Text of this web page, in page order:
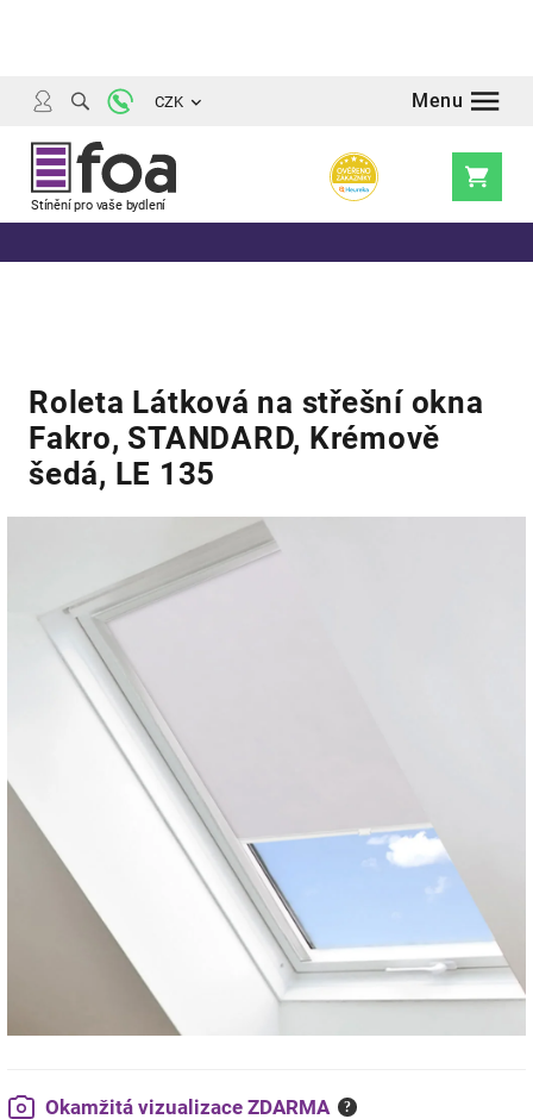
CZK
Nákupní
Roleta Látková na střešní okna
Fakro, STANDARD, Krémově
šedá, LE 135
Okamžitá vizualizace ZDARMA ?